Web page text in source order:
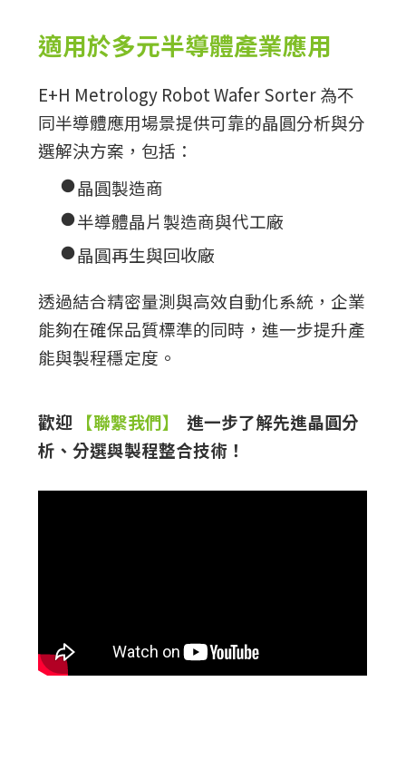
適用於多元半導體產業應用
E+H Metrology Robot Wafer Sorter 為不
同半導體應用場景提供可靠的晶圓分析與分
選解決方案，包括：
●晶圓製造商
●半導體晶片製造商與代工廠
●晶圓再生與回收廠
透過結合精密量測與高效自動化系統，企業
能夠在確保品質標準的同時，進一步提升產
能與製程穩定度。
歡迎 【聯繫我們】
進一步了解先進晶圓分
析、分選與製程整合技術！